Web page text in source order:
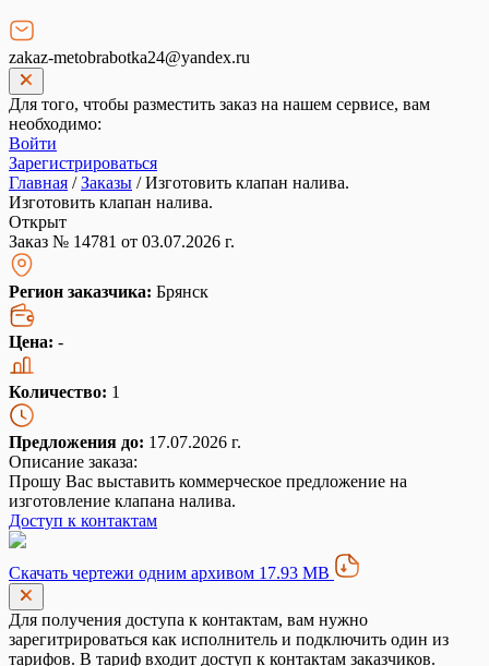
zakaz-metobrabotka24@yandex.ru
Для того, чтобы разместить заказ на нашем сервисе, вам
необходимо:
Войти
Зарегистрироваться
Главная /Заказы /Изготовить клапан налива.
Изготовить клапан налива.
Открыт
Заказ № 14781 от 03.07.2026 г.
Регион заказчика: Брянск
Цена: -
Количество: 1
Предложения до: 17.07.2026 г.
Описание заказа:
Прошу Вас выставить коммерческое предложение на
изготовление клапана налива.
Доступ к контактам
Скачать чертежи одним архивом 17.93 MB
Для получения доступа к контактам, вам нужно
зарегитрироваться как исполнитель и подключить один из
тарифов. В тариф входит доступ к контактам заказчиков.